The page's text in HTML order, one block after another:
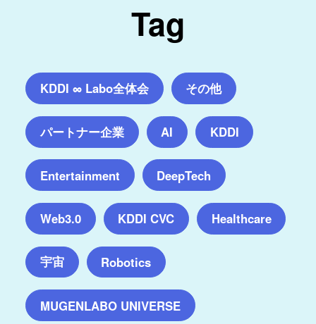
Tag
KDDI ∞ Labo全体会 その他
パートナー企業 AI KDDI
Entertainment DeepTech
Web3.0 KDDI CVC Healthcare
宇宙 Robotics
MUGENLABO UNIVERSE